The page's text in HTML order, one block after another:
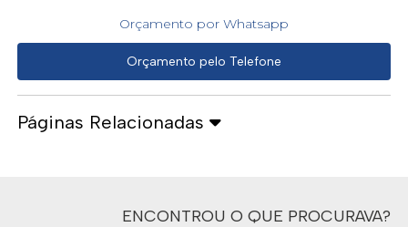
Orçamento por Whatsapp
Orçamento pelo Telefone
Páginas Relacionadas
ENCONTROU O QUE PROCURAVA?